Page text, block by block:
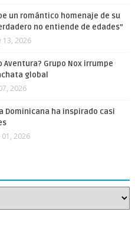
un romántico homenaje de su
no entiende de edades”
13, 2026
Aventura? Grupo Nox irrumpe
global
2026
Dominicana ha inspirado casi
2026